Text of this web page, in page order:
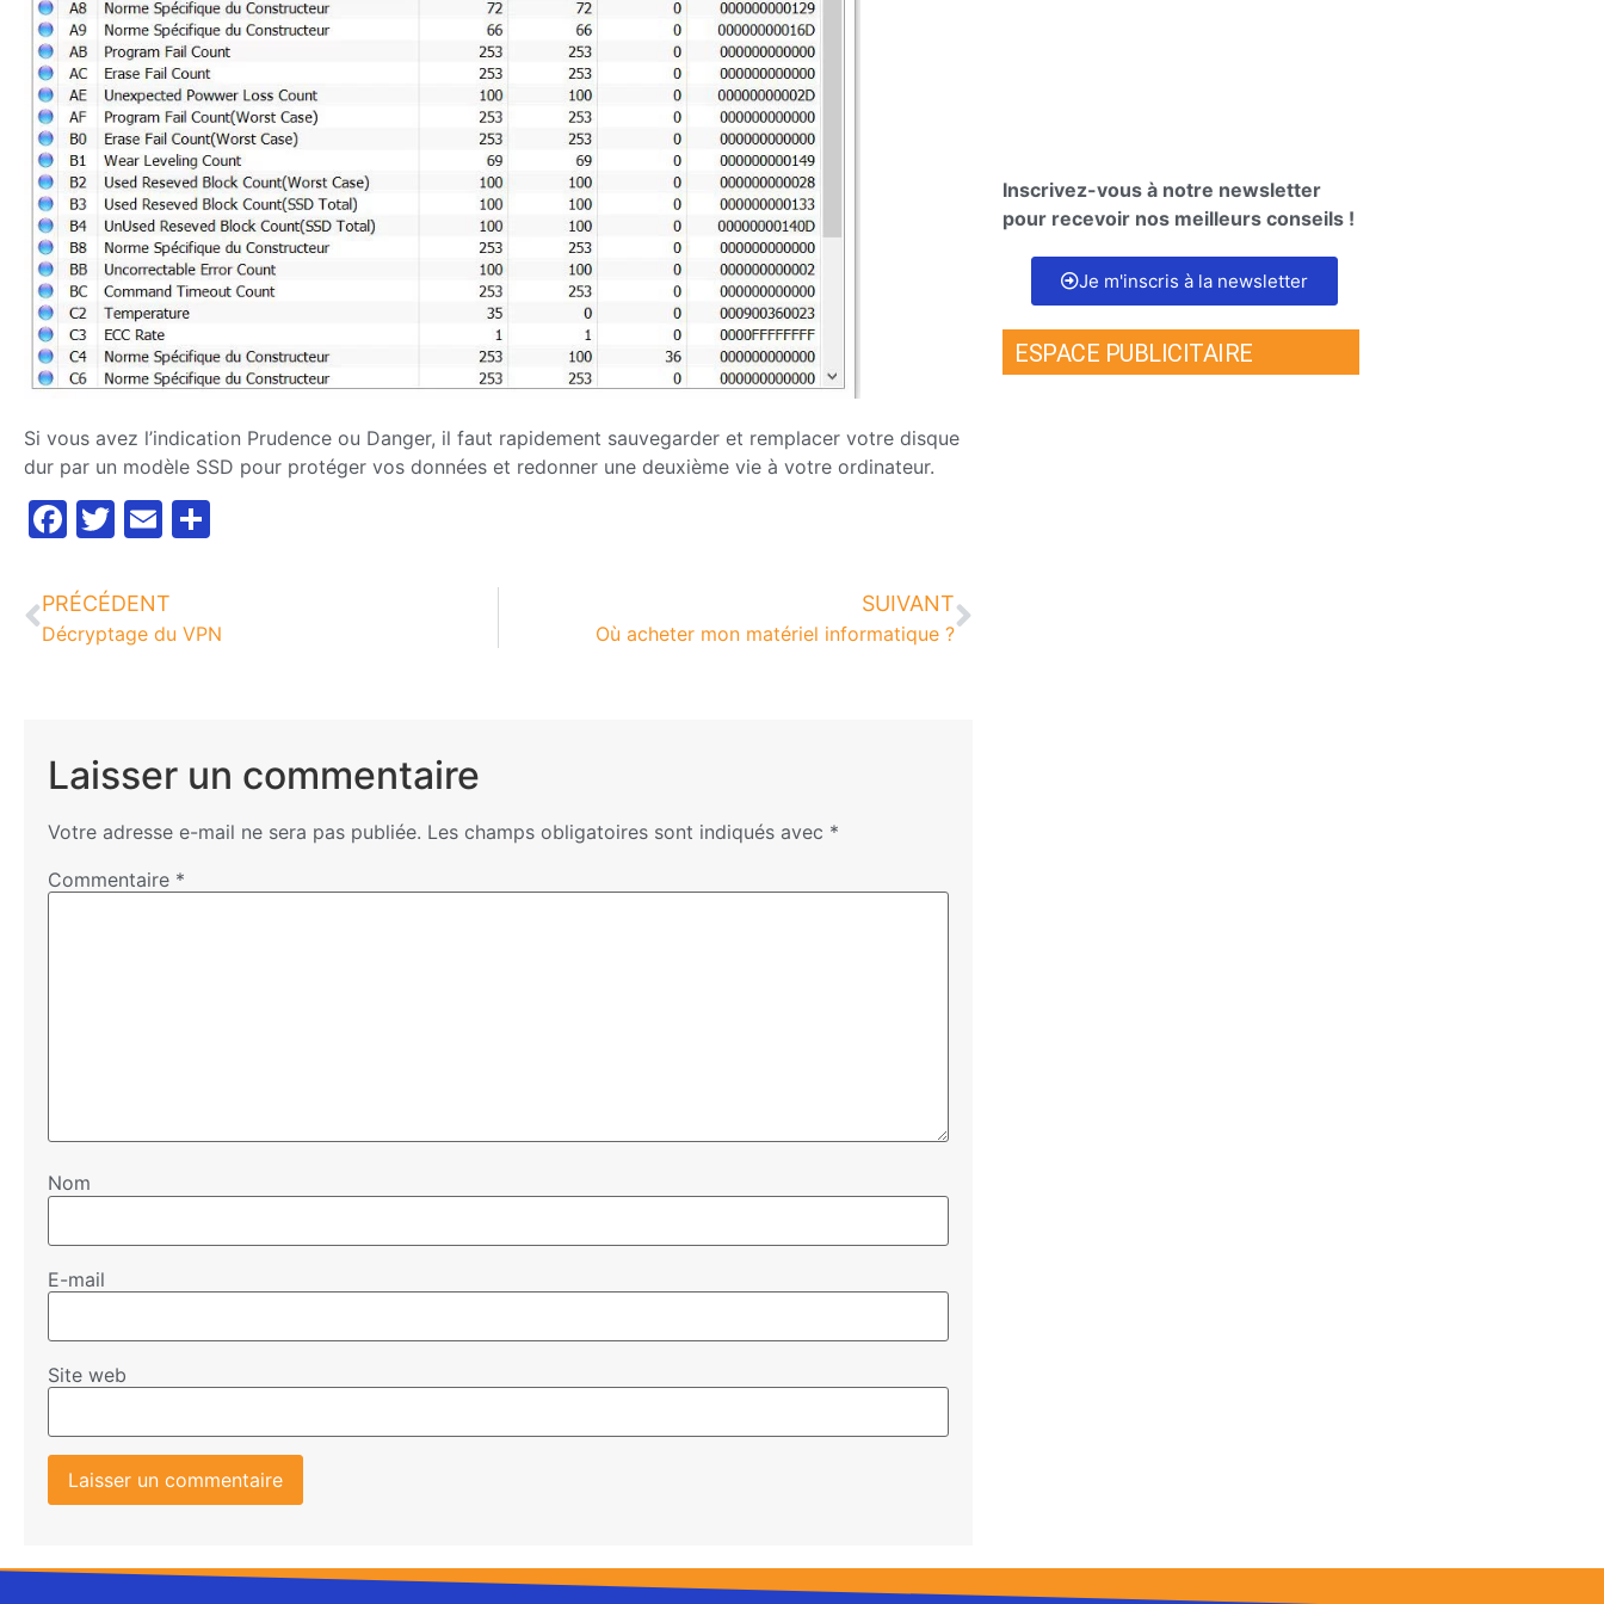
Si vous avez l’indication Prudence ou Danger, il faut rapidement sauvegarder et remplacer votre disque
dur par un modèle SSD pour protéger vos données et redonner une deuxième vie à votre ordinateur.
Facebook
Twitter
Email
PRÉCÉDENT
Décryptage du VPN​
SUIVANT
Où acheter mon matériel informatique ?
Laisser un commentaire
Votre adresse e-mail ne sera pas publiée. Les champs obligatoires sont indiqués avec *
Commentaire *
Nom
E-mail
Site web
Inscrivez-vous à notre newsletter
pour recevoir nos meilleurs conseils !
Je m'inscris à la newsletter
ESPACE PUBLICITAIRE